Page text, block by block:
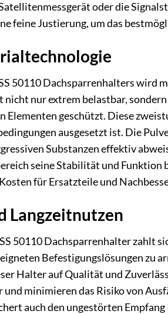
oder die
feine Justierung, um das
50110 Dachsparrenhalters wird
nur extrem belastbar,
Elementen geschützt. Diese
ausgesetzt ist. Die
Substanzen effektiv
seine Stabilität und
für Ersatzteile und
Langzeitnutzen
50110 Dachsparrenhalter zahlt
Befestigungslösungen zu
Halter auf Qualität und
und minimieren das Risiko von
auch den ungestörten